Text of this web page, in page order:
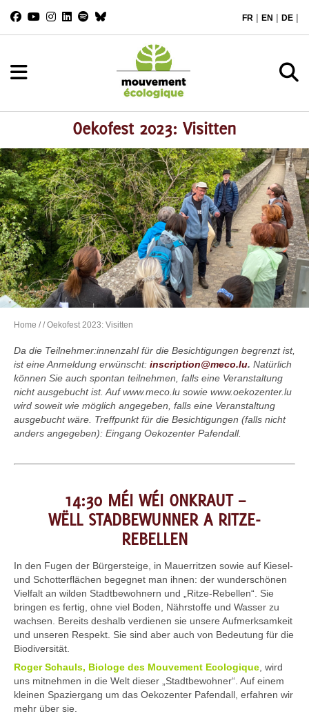
FR | EN | DE |
Oekofest 2023: Visitten
Home // Oekofest 2023: Visitten
Da die Teilnehmer:innenzahl für die Besichtigungen begrenzt ist,
ist eine Anmeldung erwünscht: inscription@meco.lu. Natürlich
können Sie auch spontan teilnehmen, falls eine Veranstaltung
nicht ausgebucht ist. Auf www.meco.lu sowie www.oekozenter.lu
wird soweit wie möglich angegeben, falls eine Veranstaltung
ausgebucht wäre. Treffpunkt für die Besichtigungen (falls nicht
anders angegeben): Eingang Oekozenter Pafendall.
14:30 MÉI WÉI ONKRAUT –
WËLL STADBEWUNNER A RITZE-
REBELLEN
In den Fugen der Bürgersteige, in Mauerritzen sowie auf Kiesel-
und Schotterflächen begegnet man ihnen: der wunderschönen
Vielfalt an wilden Stadtbewohnern und „Ritze-Rebellen“. Sie
bringen es fertig, ohne viel Boden, Nährstoffe und Wasser zu
wachsen. Bereits deshalb verdienen sie unsere Aufmerksamkeit
und unseren Respekt. Sie sind aber auch von Bedeutung für die
Biodiversität.
Roger Schauls, Biologe des Mouvement Ecologique , wird
uns mitnehmen in die Welt dieser „Stadtbewohner“. Auf einem
kleinen Spaziergang um das Oekozenter Pafendall, erfahren wir
mehr über sie.